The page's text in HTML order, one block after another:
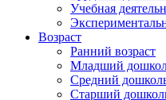
Учебная
Возраст
Ранний возраст
Младший
Средний
Старший